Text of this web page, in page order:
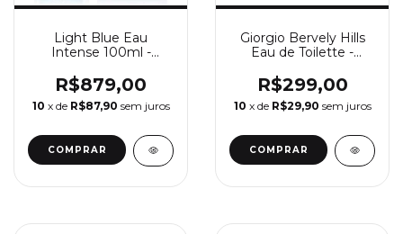
Light Blue Eau
Intense 100ml -
Dolce&Gabbana
R$879,00
10 x de R$87,90 sem juros
COMPRAR
Giorgio Bervely Hills
Eau de Toilette -
Giorgio Beverly Hills
R$299,00
10 x de R$29,90 sem juros
COMPRAR